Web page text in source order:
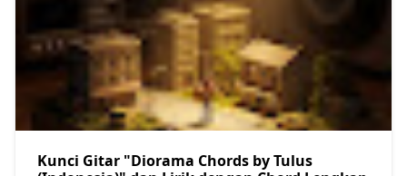
Kunci Gitar "Diorama Chords by Tulus